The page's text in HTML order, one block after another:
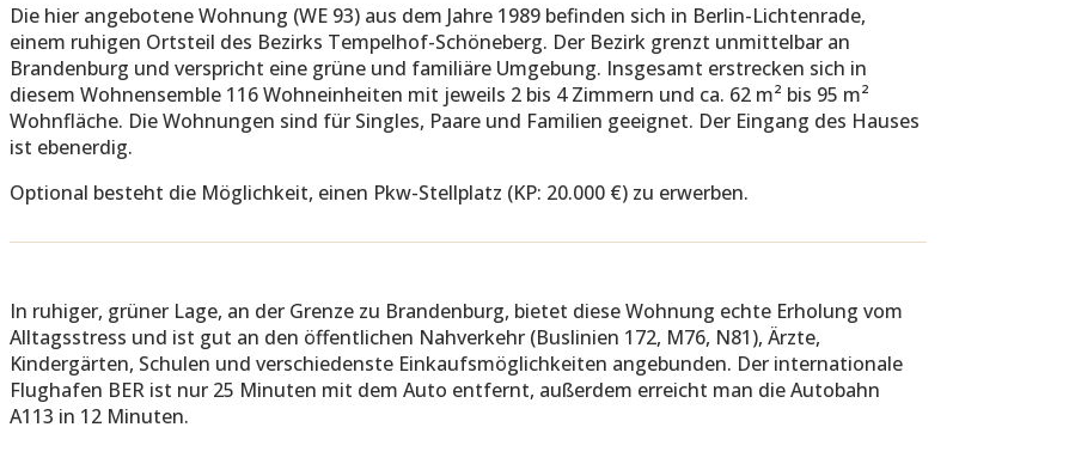
Die hier angebotene Wohnung (WE 93) aus dem Jahre 1989 befinden sich in Berlin-Lichtenrade,
einem ruhigen Ortsteil des Bezirks Tempelhof-Schöneberg. Der Bezirk grenzt unmittelbar an
Brandenburg und verspricht eine grüne und familiäre Umgebung. Insgesamt erstrecken sich in
diesem Wohnensemble 116 Wohneinheiten mit jeweils 2 bis 4 Zimmern und ca. 62 m² bis 95 m²
Wohnfläche. Die Wohnungen sind für Singles, Paare und Familien geeignet. Der Eingang des Hauses
ist ebenerdig.
Optional besteht die Möglichkeit, einen Pkw-Stellplatz (KP: 20.000 €) zu erwerben.
In ruhiger, grüner Lage, an der Grenze zu Brandenburg, bietet diese Wohnung echte Erholung vom
Alltagsstress und ist gut an den öffentlichen Nahverkehr (Buslinien 172, M76, N81), Ärzte,
Kindergärten, Schulen und verschiedenste Einkaufsmöglichkeiten angebunden. Der internationale
Flughafen BER ist nur 25 Minuten mit dem Auto entfernt, außerdem erreicht man die Autobahn
A113 in 12 Minuten.